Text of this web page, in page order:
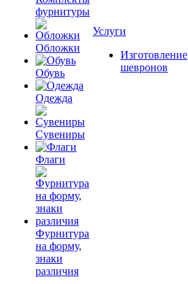
фурнитуры
Обложки
Обувь
Одежда
Сувениры
Флаги
Фурнитура
на форму,
знаки
различия
Услуги
Изготовление
шевронов